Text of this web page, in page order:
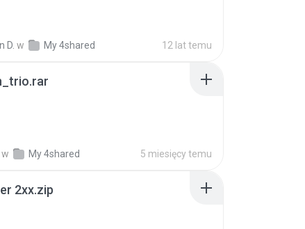
D. w My 4shared 12 lat temu
w My 4shared 5 miesięcy temu
2xx.zip